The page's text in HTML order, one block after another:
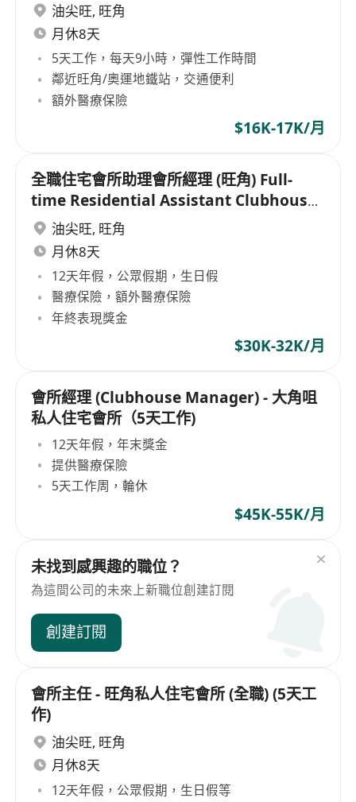
油尖旺, 旺角
月休8天
5天工作，每天9小時，彈性工作時間
鄰近旺角/奧運地鐵站，交通便利
額外醫療保險
$16K-17K/月
全職住宅會所助理會所經理 (旺角) Full-
time Residential Assistant Clubhouse
Manager (Mong Kok)
油尖旺, 旺角
月休8天
12天年假，公眾假期，生日假
醫療保險，額外醫療保險
年終表現獎金
$30K-32K/月
會所經理 (Clubhouse Manager) - 大角咀
私人住宅會所（5天工作)
12天年假，年末獎金
提供醫療保險
5天工作周，輪休
$45K-55K/月
未找到感興趣的職位？
為這間公司的未來上新職位創建訂閱
創建訂閱
會所主任 - 旺角私人住宅會所 (全職) (5天工
作)
油尖旺, 旺角
月休8天
12天年假，公眾假期，生日假等